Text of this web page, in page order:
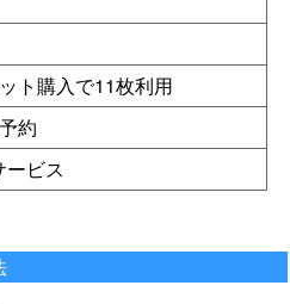
ト購入で11枚利用
約
ビス